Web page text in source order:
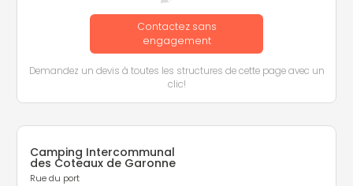
Contactez sans
engagement
Demandez un devis à toutes les structures de cette page avec un
clic!
Camping Intercommunal
des Coteaux de Garonne
Rue du port